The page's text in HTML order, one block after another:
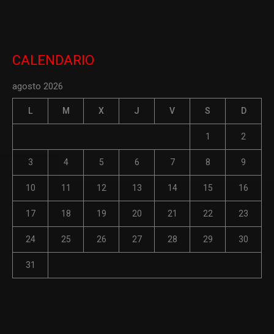
CALENDARIO
agosto 2026
L M X J V S D
1 2
3 4 5 6 7 8 9
10 11 12 13 14 15 16
17 18 19 20 21 22 23
24 25 26 27 28 29 30
31